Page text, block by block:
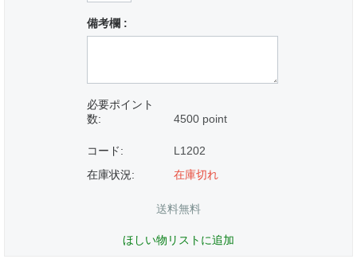
備考欄 :
必要ポイント
数:
4500 point
コード:
L1202
在庫状況:
在庫切れ
送料無料
ほしい物リストに追加